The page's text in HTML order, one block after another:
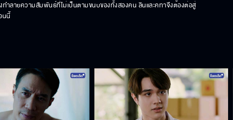
ทำลายความสัมพันธ์ที่ไม่เป็นตามขนบของทั้งสองคน ลินและคทาจึงต้องต่อสู่
นนี้